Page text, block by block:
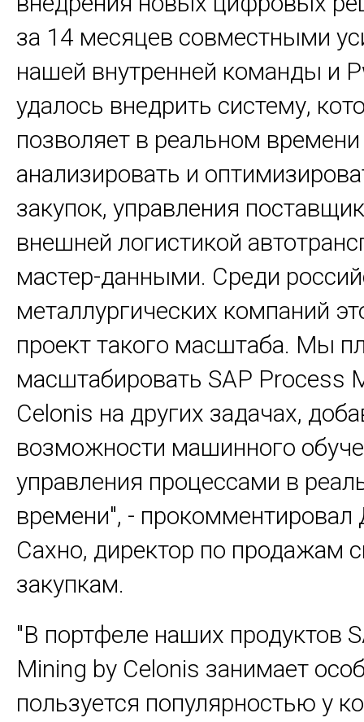
за 14 месяцев совместными
нашей внутренней команды и
удалось внедрить систему,
позволяет в реальном времени
анализировать и
закупок, управления
внешней логистикой
мастер-данными. Среди
металлургических компаний
проект такого масштаба. Мы
масштабировать SAP Process
Celonis на других задачах,
возможности машинного
управления процессами в
времени", -
Сахно, директор по продажам
закупкам.
"В портфеле наших продуктов
Mining by Celonis занимает
пользуется популярностью у